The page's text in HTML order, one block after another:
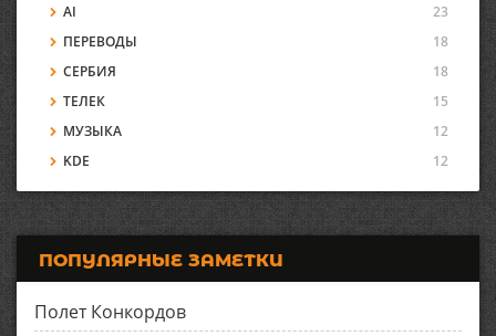
AI
23
ПЕРЕВОДЫ
18
СЕРБИЯ
18
ТЕЛЕК
15
МУЗЫКА
12
KDE
12
ПОПУЛЯРНЫЕ ЗАМЕТКИ
Полет Конкордов